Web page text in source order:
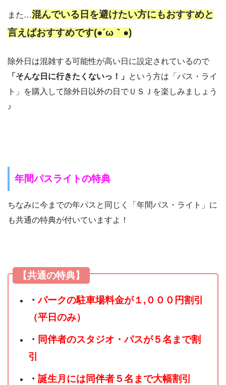
また…混んでいる日を避けたい方にもおすすめと
言えばおすすめです(●´ω｀●)
除外日は混雑する可能性が高い日に設定されているので
「そんな日に行きたくないっ！」 という方は「パス・ライ
ト」を購入して除外日以外の日でＵＳＪを楽しみましょう
♪
年間パスライトの特典
ちなみに今までの年パスと同じく「年間パス・ライト」に
も共通の特典が付いていますよ！
【共通の特典】
・パークの駐車場料金が１,０００円割引
（平日のみ）
・ 同伴者のスタジオ・パスが５名まで割
引
・ 誕生月には同伴者５名まで大幅割引